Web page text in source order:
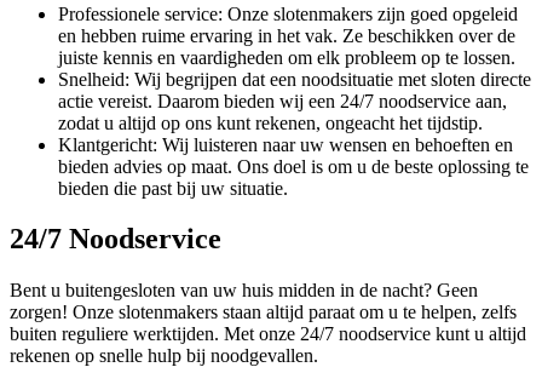
Professionele service: Onze slotenmakers zijn goed opgeleid
en hebben ruime ervaring in het vak. Ze beschikken over de
juiste kennis en vaardigheden om elk probleem op te lossen.
Snelheid: Wij begrijpen dat een noodsituatie met sloten directe
actie vereist. Daarom bieden wij een 24/7 noodservice aan,
zodat u altijd op ons kunt rekenen, ongeacht het tijdstip.
Klantgericht: Wij luisteren naar uw wensen en behoeften en
bieden advies op maat. Ons doel is om u de beste oplossing te
bieden die past bij uw situatie.
24/7 Noodservice
Bent u buitengesloten van uw huis midden in de nacht? Geen
zorgen! Onze slotenmakers staan altijd paraat om u te helpen, zelfs
buiten reguliere werktijden. Met onze 24/7 noodservice kunt u altijd
rekenen op snelle hulp bij noodgevallen.